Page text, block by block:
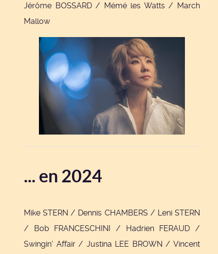
Jérôme BOSSARD / Mémé les Watts / March
Mallow
... en 2024
Mike STERN / Dennis CHAMBERS / Leni STERN
/ Bob FRANCESCHINI / Hadrien FERAUD /
Swingin' Affair / Justina LEE BROWN / Vincent